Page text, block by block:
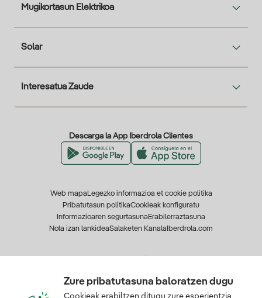
Mugikortasun Elektrikoa
Solar
Interesatua Zaude
Descarga la App Iberdrola Clientes
Web mapa Legezko informazioa et cookie politika
Pribatutasun politikaCookieak konfiguratu
Informazioaren segurtasuna Erabilerraztasuna
Nola izan lankideaSalaketen Kanala Iberdrola.com
Zure pribatutasuna baloratzen dugu
Cookieak erabiltzen ditugu zure esperientzia